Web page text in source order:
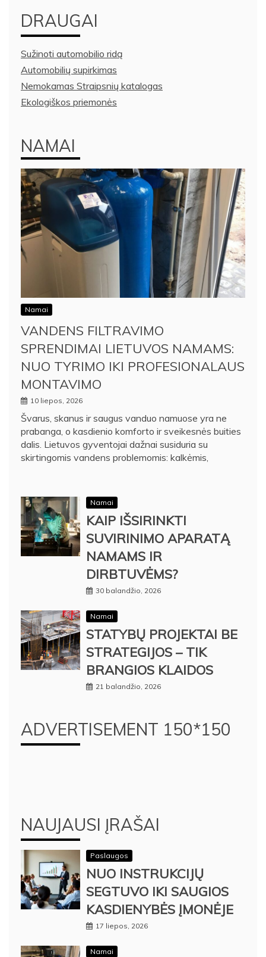
DRAUGAI
Sužinoti automobilio ridą
Automobilių supirkimas
Nemokamas Straipsnių katalogas
Ekologiškos priemonės
NAMAI
Namai
VANDENS FILTRAVIMO
SPRENDIMAI LIETUVOS NAMAMS:
NUO TYRIMO IKI PROFESIONALAUS
MONTAVIMO
10 liepos, 2026
Švarus, skanus ir saugus vanduo namuose yra ne
prabanga, o kasdienio komforto ir sveikesnės buities
dalis. Lietuvos gyventojai dažnai susiduria su
skirtingomis vandens problemomis: kalkėmis,
Namai
KAIP IŠSIRINKTI
SUVIRINIMO APARATĄ
NAMAMS IR
DIRBTUVĖMS?
30 balandžio, 2026
Namai
STATYBŲ PROJEKTAI BE
STRATEGIJOS – TIK
BRANGIOS KLAIDOS
21 balandžio, 2026
ADVERTISEMENT 150*150
NAUJAUSI ĮRAŠAI
Paslaugos
NUO INSTRUKCIJŲ
SEGTUVO IKI SAUGIOS
KASDIENYBĖS ĮMONĖJE
17 liepos, 2026
Namai